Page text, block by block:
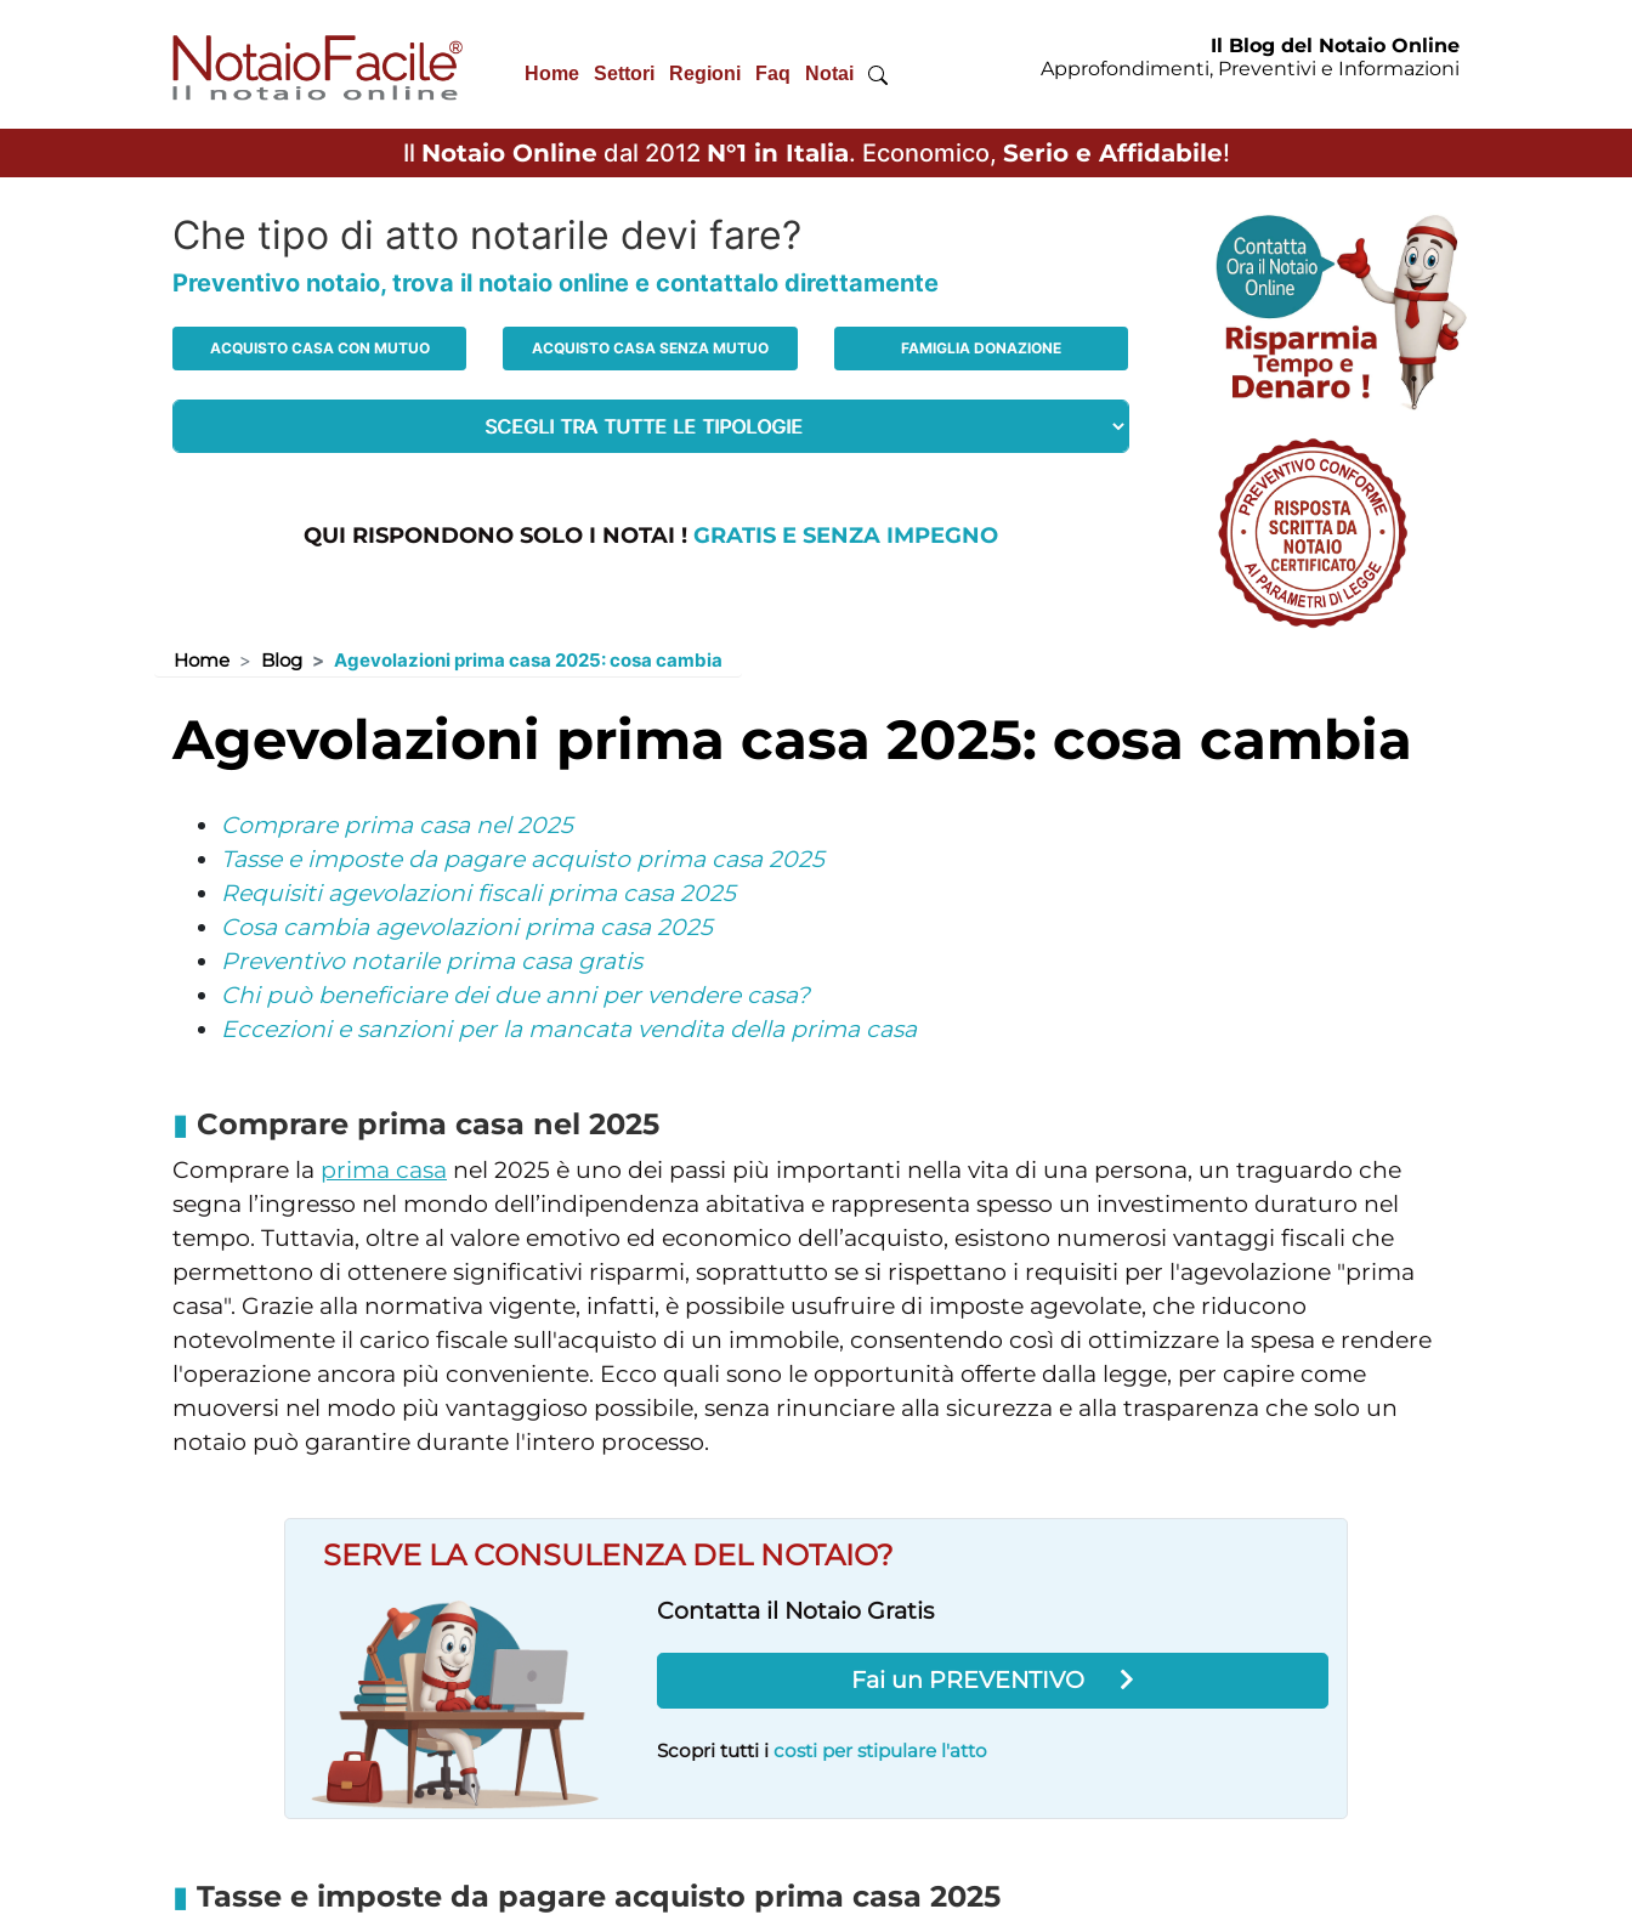
Home Settori Regioni Faq Notai
Il Blog del Notaio Online
Approfondimenti, Preventivi e Informazioni
Il Notaio Online dal 2012 N°1 in Italia. Economico, Serio e Affidabile!
Che tipo di atto notarile devi fare?
Preventivo notaio, trova il notaio online e contattalo direttamente
ACQUISTO CASA CON MUTUO ACQUISTO CASA SENZA MUTUO FAMIGLIA DONAZIONE
QUI RISPONDONO SOLO I NOTAI ! GRATIS E SENZA IMPEGNO
Home Blog Agevolazioni prima casa 2025: cosa cambia
agevolazioni prima casa 2025: cosa cambia
Comprare prima casa nel 2025
Tasse e imposte da pagare acquisto prima casa 2025
Requisiti agevolazioni fiscali prima casa 2025
Cosa cambia agevolazioni prima casa 2025
Preventivo notarile prima casa gratis
Chi può beneficiare dei due anni per vendere casa?
Eccezioni e sanzioni per la mancata vendita della prima casa
Comprare prima casa nel 2025
Comprare la prima casa nel 2025 è uno dei passi più importanti nella vita di una persona, un traguardo che
segna l’ingresso nel mondo dell’indipendenza abitativa e rappresenta spesso un investimento duraturo nel
tempo. Tuttavia, oltre al valore emotivo ed economico dell’acquisto, esistono numerosi vantaggi fiscali che
permettono di ottenere significativi risparmi, soprattutto se si rispettano i requisiti per l'agevolazione "prima
casa". Grazie alla normativa vigente, infatti, è possibile usufruire di imposte agevolate, che riducono
notevolmente il carico fiscale sull'acquisto di un immobile, consentendo così di ottimizzare la spesa e rendere
l'operazione ancora più conveniente. Ecco quali sono le opportunità offerte dalla legge, per capire come
muoversi nel modo più vantaggioso possibile, senza rinunciare alla sicurezza e alla trasparenza che solo un
notaio può garantire durante l'intero processo.
SERVE LA CONSULENZA DEL NOTAIO?
Contatta il Notaio Gratis
Fai un PREVENTIVO
Scopri tutti icosti per stipulare l'atto
Tasse e imposte da pagare acquisto prima casa 2025